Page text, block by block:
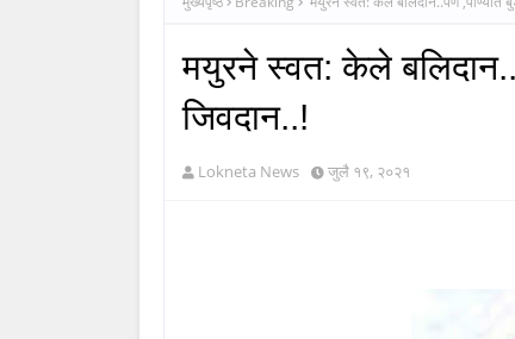
मयुरने स्वत: केले
जिवदान..!
Lokneta News जुलै १९, २०२१